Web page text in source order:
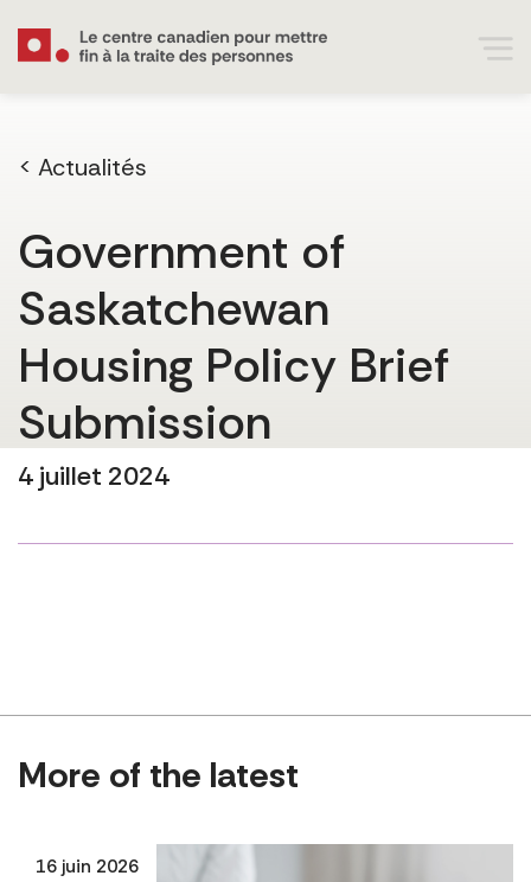
< Actualités
Government of
Saskatchewan
Housing Policy Brief
Submission
4 juillet 2024
More of the latest
16 juin 2026